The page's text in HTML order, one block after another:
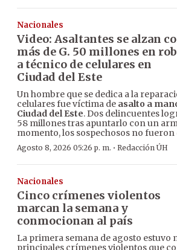
Nacionales
Video: Asaltantes se alzan
más de G. 50 millones en
a técnico de celulares en
Ciudad del Este
Un hombre que se dedica a la
celulares fue víctima de asalto a
Ciudad del Este. Dos delincuentes
58 millones tras apuntarlo con un
momento, los sospechosos no fueron
Agosto 8, 2026 05:26 p. m. · Redacción ÚH
Nacionales
Cinco crímenes violentos
marcan la semana y
conmocionan al país
La primera semana de agosto estuvo
principales crímenes violentos que